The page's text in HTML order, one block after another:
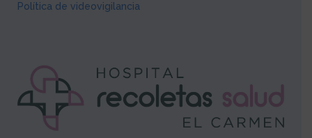
Política de videovigilancia